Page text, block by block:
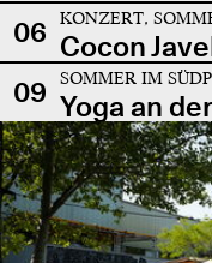
06 KONZERT,
Cocon
09
SOMMER IM
Yoga an